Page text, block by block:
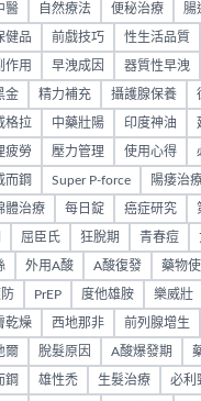
醫 自然療法 便秘治療 腸
健品 前戲技巧 性生活品質
作用 早洩成因 器質性早洩
金 精力補充 攝護腺保養
格拉 中藥壯陽 印度神油
疲勞 壓力管理 使用心得
而鋼 Super P-force 陽痿治
體治療 每日錠 癌症研究
屈臣氏 狂脫期 青春痘
外用A酸 A酸復發 藥物
PrEP 度他雄胺 樂威壯
乾燥 西地那非 前列腺增生
爾 脫髮原因 A酸爆發期
鋼 雄性禿 生髮治療 必利